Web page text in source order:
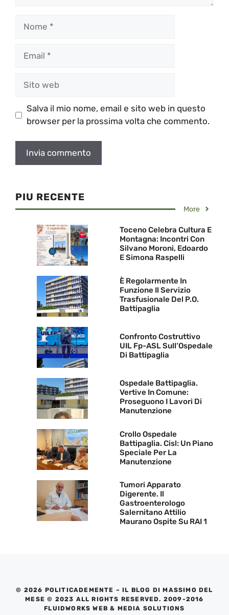
Salva il mio nome, email e sito web in questo
browser per la prossima volta che commento.
PIU RECENTE
More
Toceno Celebra Cultura E
Montagna: Incontri Con
Silvano Moroni, Edoardo
E Simona Raspelli
È Regolarmente In
Funzione Il Servizio
Trasfusionale Del P.O.
Battipaglia
Confronto Costruttivo
UIL Fp-ASL Sull’Ospedale
Di Battipaglia
Ospedale Battipaglia.
Vertive In Comune:
Proseguono I Lavori Di
Manutenzione
Crollo Ospedale
Battipaglia. Cisl: Un Piano
Speciale Per La
Manutenzione
Tumori Apparato
Digerente. Il
Gastroenterologo
Salernitano Attilio
Maurano Ospite Su RAI 1
© 2026 POLITICADEMENTE – IL BLOG DI MASSIMO DEL
MESE © 2023 ALL RIGHTS RESERVED. 2009-2016
FLUIDWORKS WEB & MEDIA SOLUTIONS